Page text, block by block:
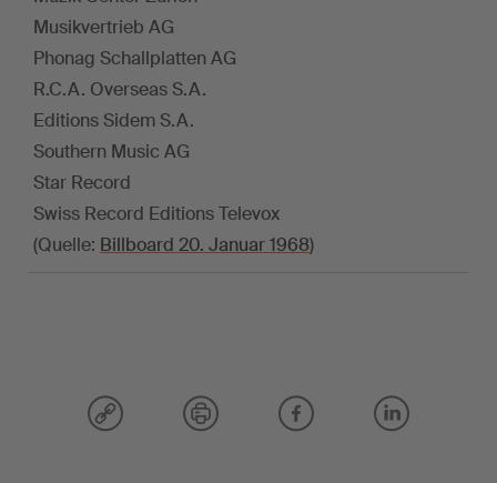
Musikvertrieb AG
Phonag Schallplatten AG
R.C.A. Overseas S.A.
Editions Sidem S.A.
Southern Music AG
Star Record
Swiss Record Editions Televox
(Quelle: Billboard 20. Januar 1968)